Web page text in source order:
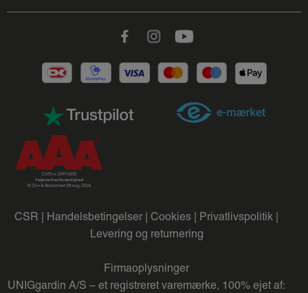
FacebookInstagramYoutube
CSR | Handelsbetingelser | Cookies | Privatlivspolitik |
Levering og returnering
Firmaoplysninger
UNIGgardin A/S – et registreret varemærke, 100% ejet af: